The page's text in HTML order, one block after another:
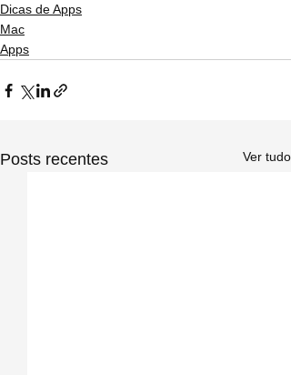
Dicas de Apps
Mac
Apps
Posts recentes Ver tudo